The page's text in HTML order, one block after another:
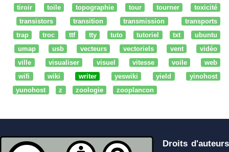
tiroir
toile topographie tour tourner
toxicité
transistors
transition transmission
transports
trap
troc ttf tty tuto tutoriel txt
ubuntu
umap
usb vecteurs vectoriels vent
vidéo
ville
visualiser visuel vitesse voile
web
wifi
wiki writer yeswiki yield
yinohost
yunohost
z zoologie zooplancon
Droits d'auteurs